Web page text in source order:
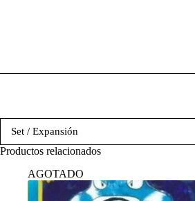
Set / Expansión
Productos relacionados
AGOTADO